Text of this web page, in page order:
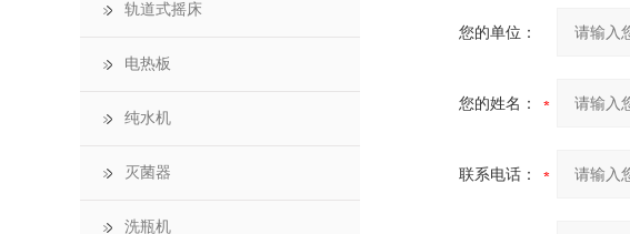
您的单位：
您的姓名：
联系电话：
轨道式摇床
电热板
纯水机
灭菌器
洗瓶机